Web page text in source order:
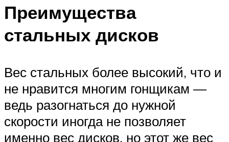
Преимущества
стальных дисков
Вес стальных более высокий, что и
не нравится многим гонщикам —
ведь разогнаться до нужной
скорости иногда не позволяет
именно вес дисков, но этот же вес